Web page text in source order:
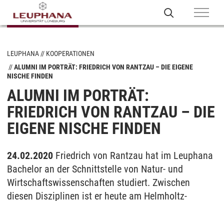
LEUPHANA
KOOPERATIONEN
ALUMNI IM PORTRÄT: FRIEDRICH VON RANTZAU – DIE EIGENE
NISCHE FINDEN
ALUMNI IM PORTRÄT:
FRIEDRICH VON RANTZAU – DIE
EIGENE NISCHE FINDEN
24.02.2020 Friedrich von Rantzau hat im Leuphana
Bachelor an der Schnittstelle von Natur- und
Wirtschaftswissenschaften studiert. Zwischen
diesen Disziplinen ist er heute am Helmholtz-